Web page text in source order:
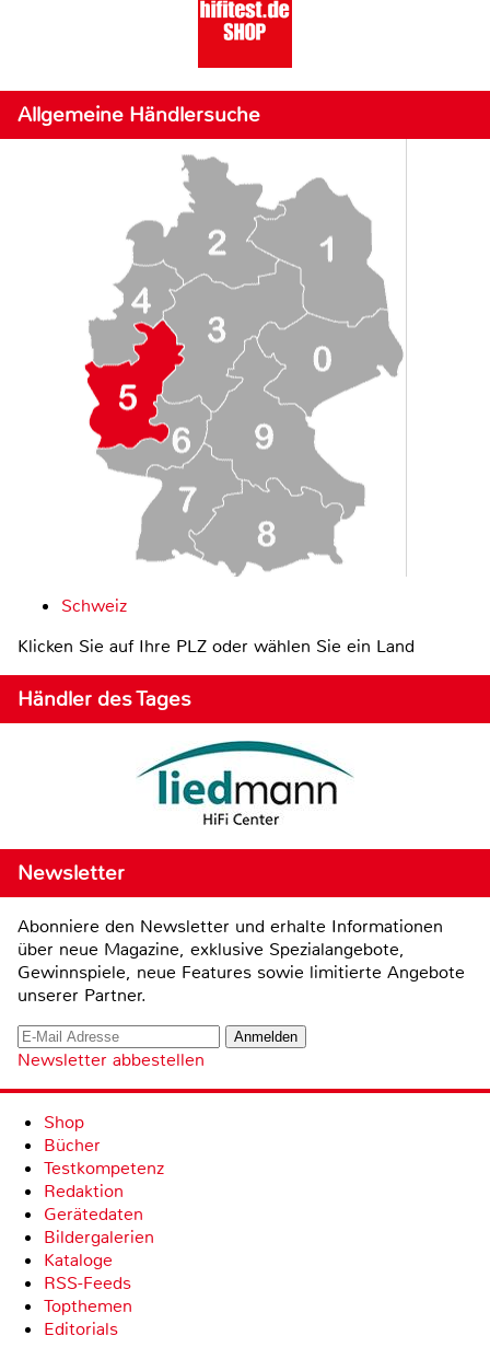
Allgemeine Händlersuche
Schweiz
Klicken Sie auf Ihre PLZ oder wählen Sie ein Land
Händler des Tages
Newsletter
Abonniere den Newsletter und erhalte Informationen
über neue Magazine, exklusive Spezialangebote,
Gewinnspiele, neue Features sowie limitierte Angebote
unserer Partner.
Newsletter abbestellen
Shop
Bücher
Testkompetenz
Redaktion
Gerätedaten
Bildergalerien
Kataloge
RSS-Feeds
Topthemen
Editorials